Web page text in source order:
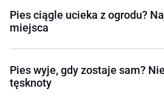
Pies ciągle ucieka z ogrodu?
miejsca
Pies wyje, gdy zostaje sam?
tęsknoty